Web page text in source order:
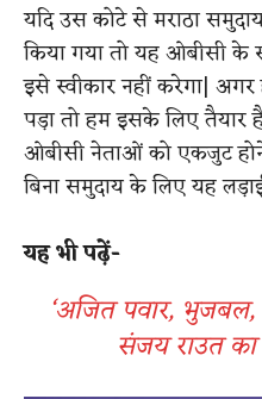
यदि उस कोटे से मराठा
किया गया तो यह ओबीसी के
इसे स्वीकार नहीं करेगा|
पड़ा तो हम इसके लिए तैयार
ओबीसी नेताओं को एकजुट
बिना समुदाय के लिए यह
यह भी पढ़ें-
‘अजित पवार,
संजय राउत